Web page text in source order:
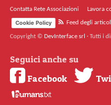
Contatta Rete Associazioni
Lavora
Cookie Policy
Feed degli
Copyright © DevInterface srl · Tutti i
Seguici anche su
Facebook